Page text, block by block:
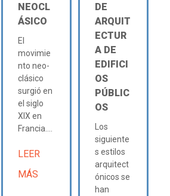
NEOCL
ÁSICO
El
movimie
nto neo-
clásico
surgió en
el siglo
XIX en
Francia....
LEER
MÁS
DE
ARQUIT
ECTUR
A DE
EDIFICI
OS
PÚBLIC
OS
Los
siguiente
s estilos
arquitect
ónicos se
han